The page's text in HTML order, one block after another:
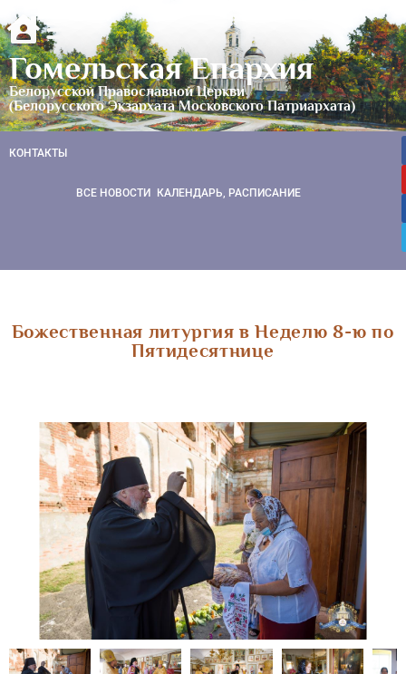
Гомельская Епархия
Белорусской Православной Церкви
(Белорусского Экзархата Московского Патриархата)
КОНТАКТЫ
ВСЕ НОВОСТИ КАЛЕНДАРЬ, РАСПИСАНИЕ
Божественная литургия в Неделю 8-ю по
Пятидесятнице